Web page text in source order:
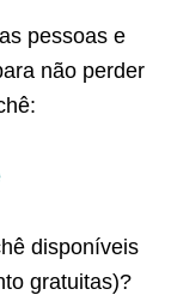
pessoas e
não perder
disponíveis
gratuitas)?